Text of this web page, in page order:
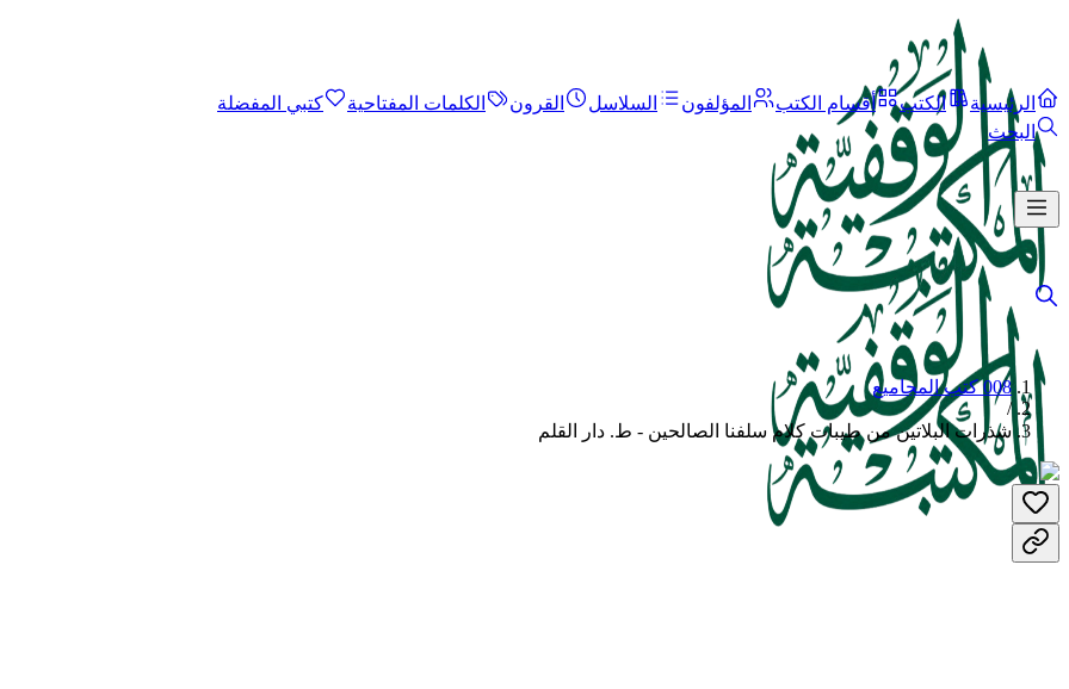
الرئيسية الكتب أقسام الكتب المؤلفون السلاسل القرون الكلمات المفتاحية
كتبي المفضلة
البحث
008 كتب المجاميع
/
شذرات البلاتين من طيبات كلام سلفنا الصالحين - ط. دار القلم